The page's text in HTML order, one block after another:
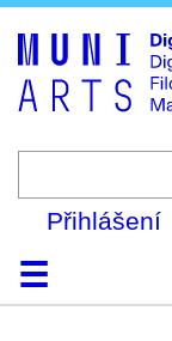
Přihlášení
DomůKolekce
Prohlížení
O